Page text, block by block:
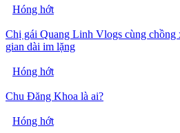
Hóng hớt
Chị gái Quang Linh Vlogs cùng chồng
gian dài im lặng
Hóng hớt
Chu Đăng Khoa là ai?
Hóng hớt